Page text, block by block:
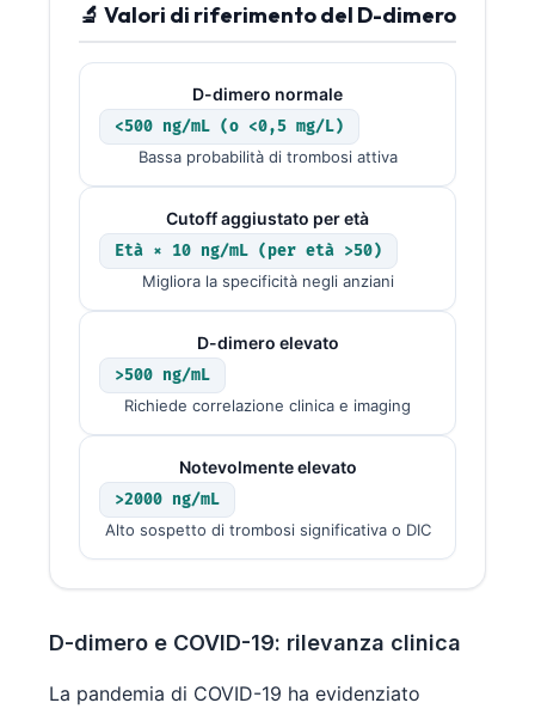
🔬 Valori di riferimento del D-dimero
D-dimero normale
<500 ng/mL (o <0,5 mg/L)
Bassa probabilità di trombosi attiva
Cutoff aggiustato per età
Età × 10 ng/mL (per età >50)
Migliora la specificità negli anziani
D-dimero elevato
>500 ng/mL
Richiede correlazione clinica e imaging
Notevolmente elevato
>2000 ng/mL
Alto sospetto di trombosi significativa o DIC
D-dimero e COVID-19: rilevanza clinica
La pandemia di COVID-19 ha evidenziato
Polski
한국어
Shqip
বাংলা
मराठी
తెలుగు
ગુજરાતી
ಕನ್ನಡ
Bahasa Melayu
Tiếng Việt
ဗမာစာ